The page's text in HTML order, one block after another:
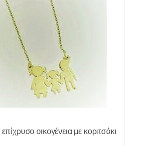
οικογένεια με κοριτσάκι